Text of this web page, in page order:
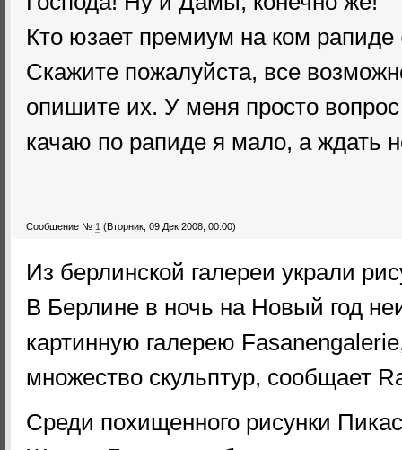
Кто юзает премиум на ком
Скажите пожалуйста, все
опишите их. У меня просто
качаю по рапиде я мало, а ждать
Сообщение № 1 (Вторник, 09 Дек 2008, 00:00)
Из берлинской галереи украли
В Берлине в ночь на Новый год
картинную галерею
множество скульптур, сообщает
Среди похищенного рисунки